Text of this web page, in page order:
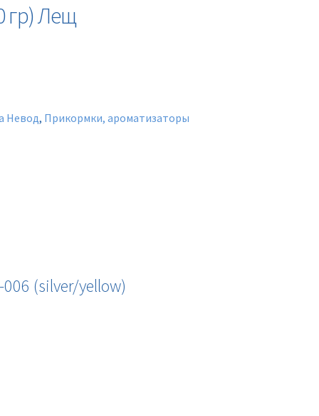
гр) Лещ
Невод, Прикормки, ароматизаторы
(silver/yellow)